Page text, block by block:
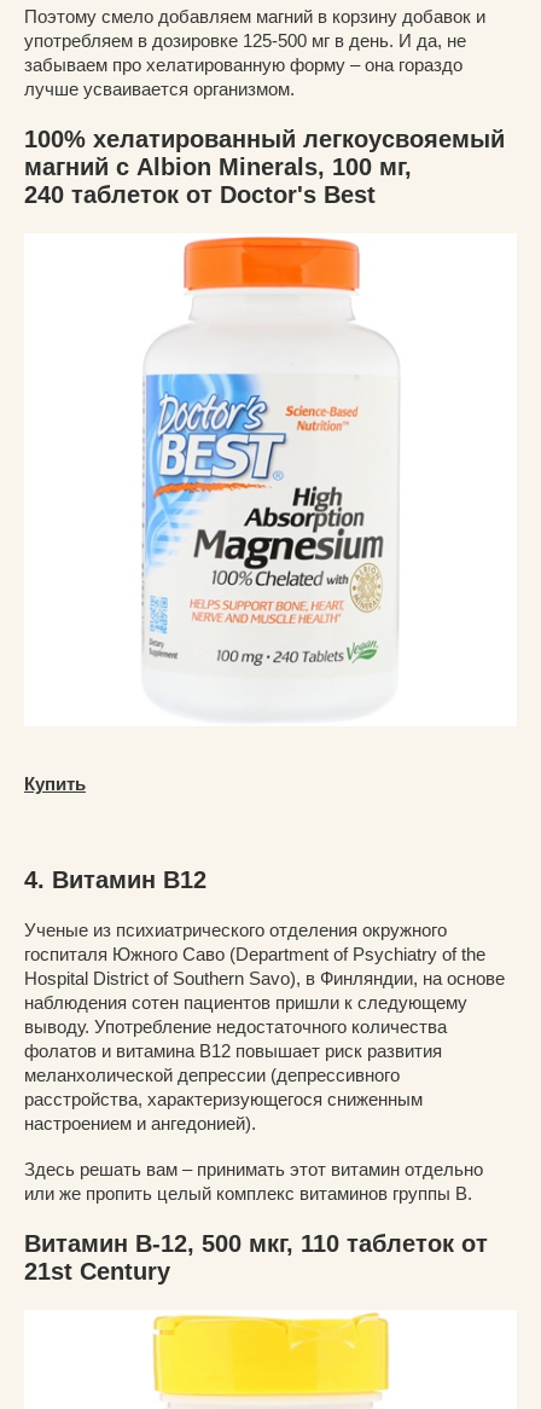
Поэтому смело добавляем магний в корзину добавок и
употребляем в дозировке 125-500 мг в день. И да, не
забываем про хелатированную форму – она гораздо
лучше усваивается организмом.
100% хелатированный легкоусвояемый
магний с Albion Minerals, 100 мг,
240 таблеток от Doctor's Best
Купить
4. Витамин В12
Ученые из психиатрического отделения окружного
госпиталя Южного Саво (Department of Psychiatry of the
Hospital District of Southern Savo), в Финляндии, на основе
наблюдения сотен пациентов пришли к следующему
выводу. Употребление недостаточного количества
фолатов и витамина В12 повышает риск развития
меланхолической депрессии (депрессивного
расстройства, характеризующегося сниженным
настроением и ангедонией).
Здесь решать вам – принимать этот витамин отдельно
или же пропить целый комплекс витаминов группы В.
Витамин B-12, 500 мкг, 110 таблеток от
21st Century